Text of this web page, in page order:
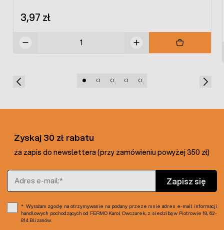
3,97 zł
Zyskaj 30 zł rabatu
za zapis do newslettera (przy zamówieniu powyżej 350 zł)
Adres e-mail
Zapisz się
Wyrażam zgodę na otrzymywanie na podany przeze mnie adres e-mail informacji
handlowych pochodzących od FERMO Karol Owczarek, z siedzibą w Piotrowie 18, 62-
814 Blizanów.